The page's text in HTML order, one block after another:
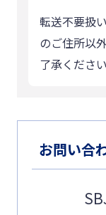
転送不要扱
のご住所以
了承ください
お問い合